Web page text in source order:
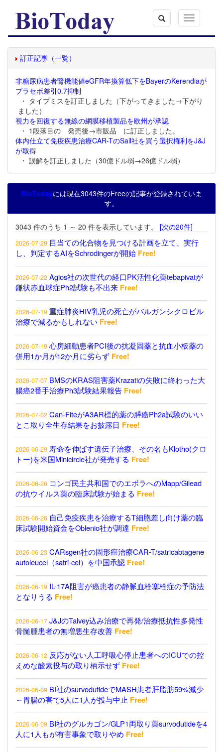
Toggle
navigation
訂正記事（一覧）
非糖尿病患者腎機能値eGFR年換算低下をBayerのKerendiaが
プラセボ差引0.7抑制
・ タイプミスを訂正しました（下がってきました→下がり
ました）
視力を回復する無線の網膜移植製品を欧州が承認
・ 1段落目の 発売後→市販品 に訂正しました。
体内仕立て免疫疾患治療CAR-TのSail社を買う選択権利をJ&J
が取得
・ 誤解を訂正しました（30億ドル弱→26億ドル弱）
BioTodayには現在3043件のFreeの記事が登録されていま
す。
3043 件のうち 1 ～ 20 件を表示しています。 [次の20件]
2026-07-29 目当ての化合物を見つける計画を立て、実行
し、判定するAIをSchrodingerが開始 Free!
2026-07-22 Agios社の次世代の経口PK活性化薬tebapivatが
鎌状赤血球症Ph2試験も不出来 Free!
2026-07-19 重症肺炎HIV乳児の死亡がバルガンシクロビル
治療で減るかもしれない Free!
2026-07-19 心房細動患者PCI後の抗凝固薬と抗血小板薬の
併用1か月が12か月に劣らず Free!
2026-07-07 BMSのKRAS阻害薬Krazatiの失敗に終わった大
腸癌2番手治療Ph3試験結果報告 Free!
2026-07-02 Can-FiteがA3AR標的薬の膵癌Ph2a試験のいい
とこ取り全生存結果をお披露目 Free!
2026-06-29 寿命を伸ばす遺伝子治療、その名もKlotho(クロ
トー)を米国Minicircle社が発売する Free!
2026-06-26 コンゴ民主共和国でのエボラへのMapp/Gilead
の抗ウイルス薬の臨床試験が始まる Free!
2026-06-26 自己免疫疾患を治療するT細胞差し向け薬の臨
床試験開始資金をOblenio社が調達 Free!
2026-06-23 CARsgen社の固形癌治療CAR-T/satricabtagene
autoleucel（satri-cel）を中国承認 Free!
2026-06-19 IL-17A阻害が癌患者の静脈血栓塞栓症の予防法
となりうる Free!
2026-06-17 J&JのTalvey込み治療で再発/治療抵抗性多発性
骨髄腫患者の無増悪生存改善 Free!
2026-06-12 反応がない人工呼吸心停止患者へのICUでの控
えめな酸素投与の取り柄示せず Free!
2026-06-09 BI社のsurvodutideでMASH患者肝脂肪59%減少
～胃腸の害で5人に1人が投与中止 Free!
2026-06-09 BI社のグルカゴン/GLP1両取り薬survodutideを4
人に1人もが有害事象で取りやめ Free!